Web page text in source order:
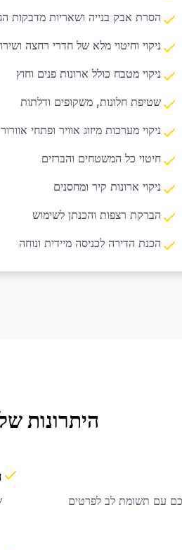
הסרת אבק בנייה ושאריות מדבקות
ניקוי וחיטוי מלא של חדרי רחצה
ניקוי מטבח כולל ארונות פנים וחוץ
שטיפת חלונות, משקופים ודלתות
ניקוי מערכות מיזוג אוויר ופתחי אוורור
חיטוי כל המשטחים והברזים
ניקוי ארונות קיר ומחסנים
הברקת רצפות והכנתן לשימוש
הכנת הדירה לכניסה מיידית ונוחה
היתרונות
עם תשומת לב לפרטים